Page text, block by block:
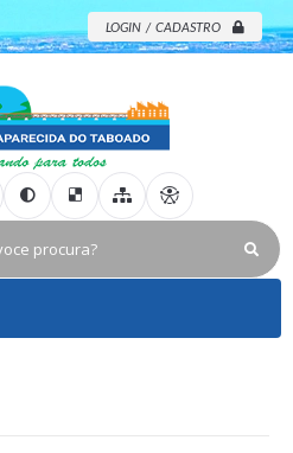
LOGIN / CADASTRO